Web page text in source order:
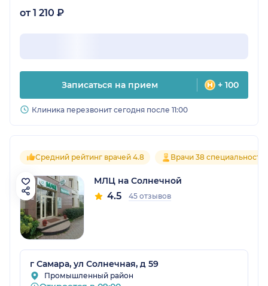
от 1 210 ₽
Записаться на прием + 100
Клиника перезвонит сегодня после 11:00
Средний рейтинг врачей 4.8 Врачи 38
МЛЦ на Солнечной
4.5 45 отзывов
г Самара, ул Солнечная, д 59
Промышленный район